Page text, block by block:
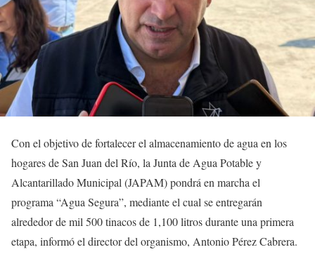
Con el objetivo de fortalecer el almacenamiento de agua en los
hogares de San Juan del Río, la Junta de Agua Potable y
Alcantarillado Municipal (JAPAM) pondrá en marcha el
programa “Agua Segura”, mediante el cual se entregarán
alrededor de mil 500 tinacos de 1,100 litros durante una primera
etapa, informó el director del organismo, Antonio Pérez Cabrera.